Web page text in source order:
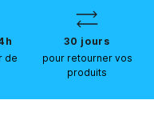
de
30 jours
pour retourner vos
produits